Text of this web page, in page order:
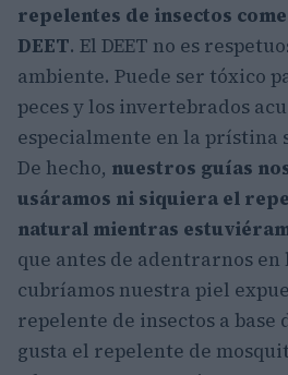
repelentes de insectos
DEET. El DEET no es
ambiente. Puede ser tóxico
peces y los invertebrados
especialmente en la prístina
De hecho, nuestros guías
usáramos ni siquiera el
natural mientras
que antes de adentrarnos en
cubríamos nuestra piel
repelente de insectos a base
gusta el repelente de